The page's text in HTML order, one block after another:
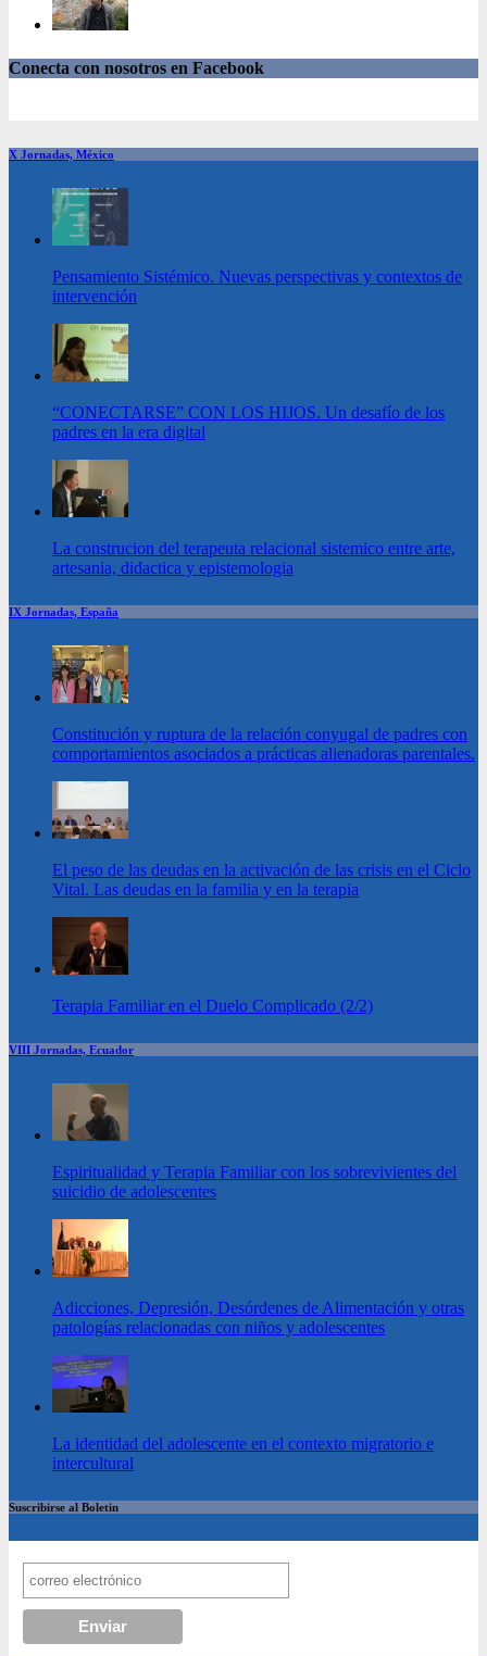
Conecta con nosotros en Facebook
X Jornadas, México
Pensamiento Sistémico. Nuevas perspectivas y contextos de
intervención
“CONECTARSE” CON LOS HIJOS. Un desafío de los
padres en la era digital
La construcion del terapeuta relacional sistemico entre arte,
artesania, didactica y epistemologia
IX Jornadas, España
Constitución y ruptura de la relación conyugal de padres con
comportamientos asociados a prácticas alienadoras parentales.
El peso de las deudas en la activación de las crisis en el Ciclo
Vital. Las deudas en la familia y en la terapia
Terapia Familiar en el Duelo Complicado (2/2)
VIII Jornadas, Ecuador
Espiritualidad y Terapia Familiar con los sobrevivientes del
suicidio de adolescentes
Adicciones, Depresión, Desórdenes de Alimentación y otras
patologías relacionadas con niños y adolescentes
La identidad del adolescente en el contexto migratorio e
intercultural
Suscribirse al Boletin